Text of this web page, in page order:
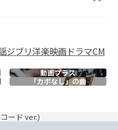
ジブリ洋楽映画ドラマCM
動画プラス
「カポなし」の曲
ード ver.)